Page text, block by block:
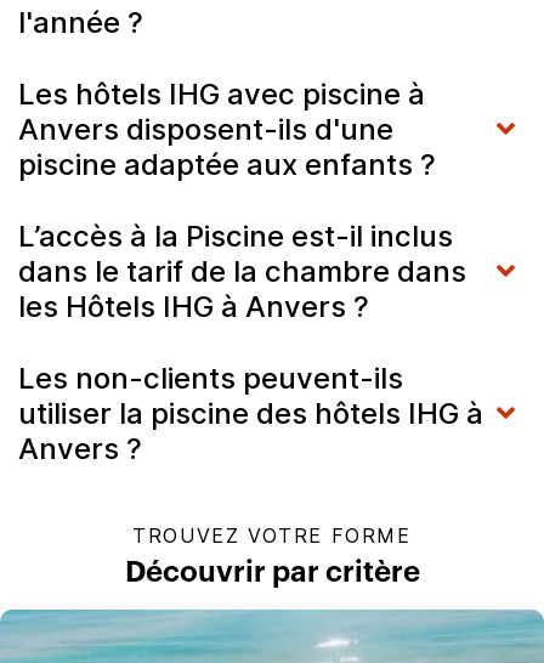
l'année ?
Les hôtels IHG avec piscine à
Anvers disposent-ils d'une
piscine adaptée aux enfants ?
L’accès à la Piscine est-il inclus
dans le tarif de la chambre dans
les Hôtels IHG à Anvers ?
Les non-clients peuvent-ils
utiliser la piscine des hôtels IHG à
Anvers ?
TROUVEZ VOTRE FORME
Découvrir par critère